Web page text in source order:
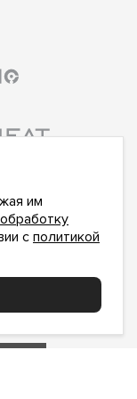
и
им
обработку
с политикой